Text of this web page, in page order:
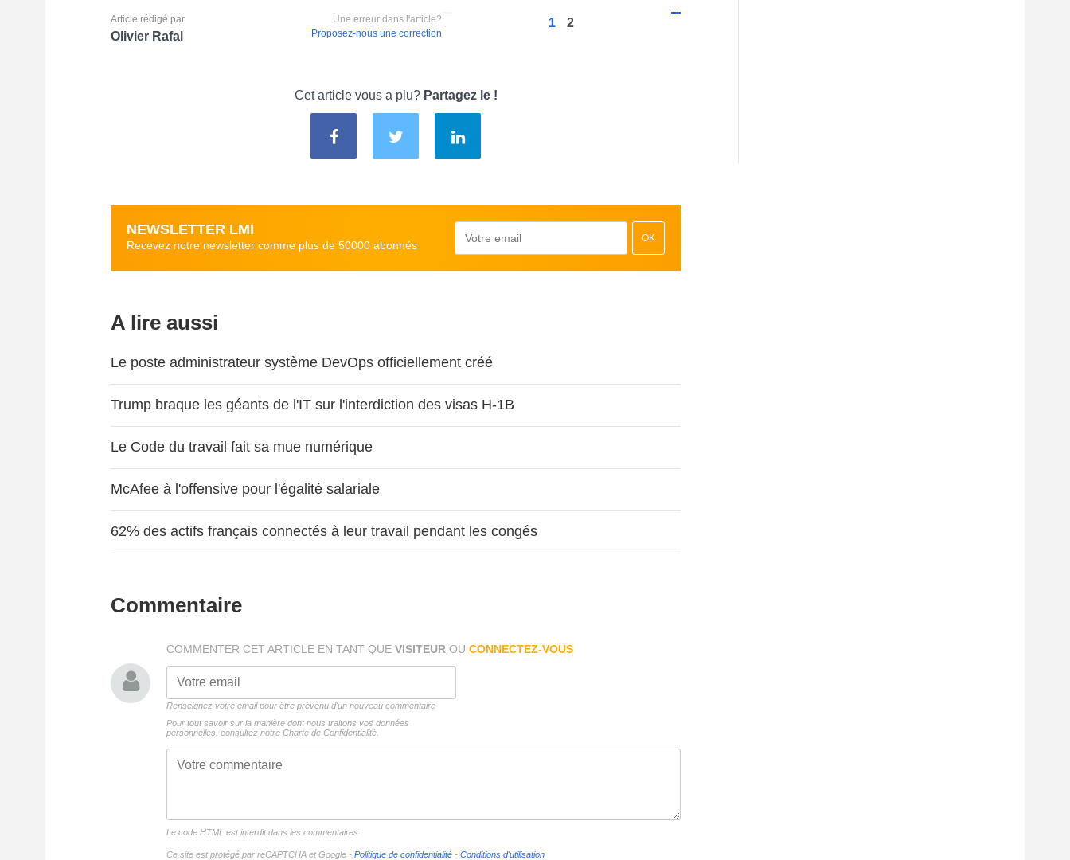
1 2
Une erreur dans l'article?
Proposez-nous une correction
Article rédigé par
Olivier Rafal
Cet article vous a plu? Partagez le !
NEWSLETTER LMI
Recevez notre newsletter comme plus de 50000 abonnés
OK
A lire aussi
Le poste administrateur système DevOps officiellement créé
Trump braque les géants de l'IT sur l'interdiction des visas H-1B
Le Code du travail fait sa mue numérique
McAfee à l'offensive pour l'égalité salariale
62% des actifs français connectés à leur travail pendant les congés
Commentaire
COMMENTER CET ARTICLE EN TANT QUE VISITEUR OU CONNECTEZ-VOUS
Renseignez votre email pour être prévenu d'un nouveau commentaire
Pour tout savoir sur la manière dont nous traitons vos données
personnelles, consultez notre Charte de Confidentialité.
Le code HTML est interdit dans les commentaires
Ce site est protégé par reCAPTCHA et Google - Politique de confidentialité - Conditions d'utilisation